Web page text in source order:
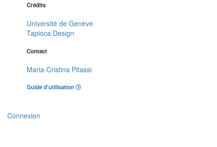
Crédits
Université de Genève
Tapioca Design
Contact
Maria-Cristina Pitassi
Guide d'utilisation
Connexion